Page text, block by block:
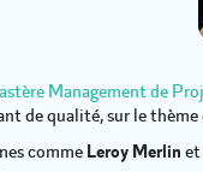
Management de
de qualité, sur le
commeLeroy Merlin et